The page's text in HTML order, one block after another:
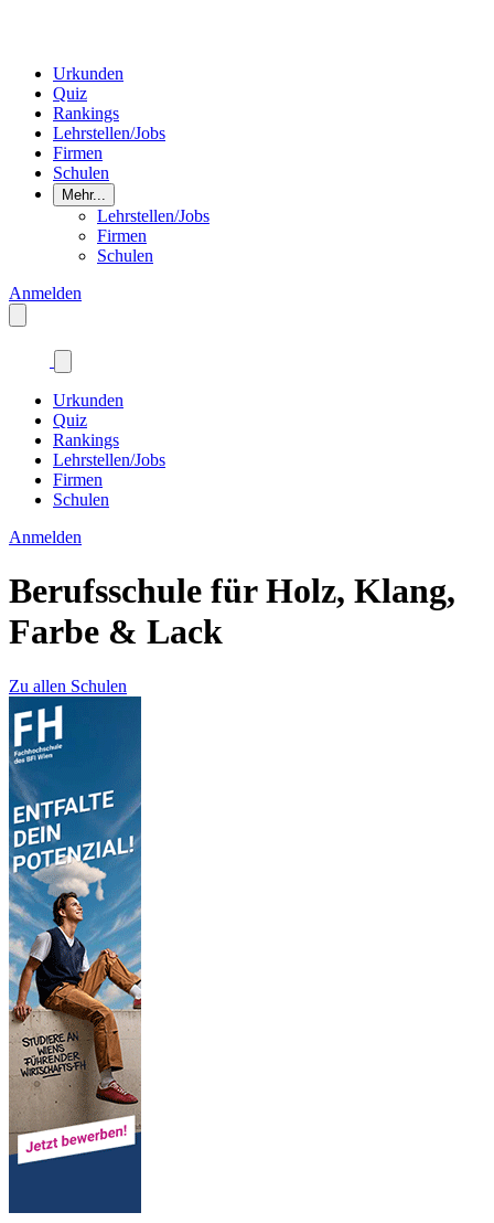
Urkunden
Quiz
Rankings
Lehrstellen/Jobs
Firmen
Schulen
Mehr...
Lehrstellen/Jobs
Firmen
Schulen
Anmelden
Urkunden
Quiz
Rankings
Lehrstellen/Jobs
Firmen
Schulen
Anmelden
Berufsschule für Holz, Klang,
Farbe & Lack
Zu allen Schulen